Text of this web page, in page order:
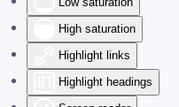
High saturation
Highlight links
Highlight headings